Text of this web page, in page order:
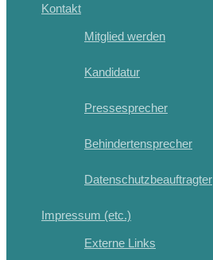
Kontakt
Mitglied werden
Kandidatur
Pressesprecher
Behindertensprecher
Datenschutzbeauftragter
Impressum (etc.)
Externe Links